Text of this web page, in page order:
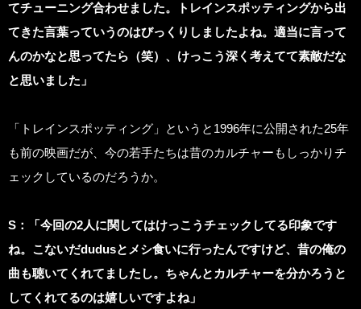
てチューニング合わせました。トレインスポッティングから出
てきた言葉っていうのはびっくりしましたよね。適当に言って
んのかなと思ってたら（笑）、けっこう深く考えてて素敵だな
と思いました」
「トレインスポッティング」というと1996年に公開された25年
も前の映画だが、今の若手たちは昔のカルチャーもしっかりチ
ェックしているのだろうか。
S：「今回の2人に関してはけっこうチェックしてる印象です
ね。こないだdudusとメシ食いに行ったんですけど、昔の俺の
曲も聴いてくれてましたし。ちゃんとカルチャーを分かろうと
してくれてるのは嬉しいですよね」